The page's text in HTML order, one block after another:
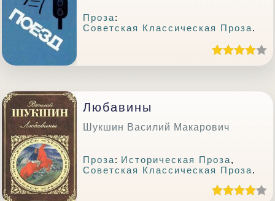
Проза:
Советская Классическая Проза.
Любавины
Шукшин Василий Макарович
Проза: Историческая Проза,
Советская Классическая Проза.